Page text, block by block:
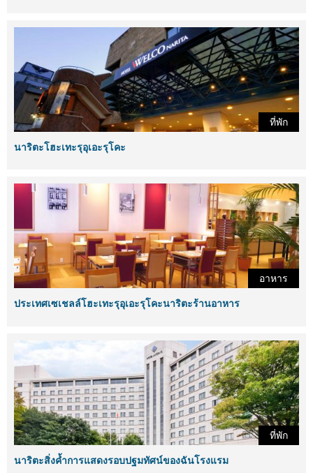
ที่พัก
นาริตะโฮะเทะรุอุเอะรุโคะ
อาหาร
ประเทศเซเชลล์โฮะเทะรุอุเอะรุโคะนาริตะร้านอาหาร
ที่พัก
นาริตะสิ่งค้ำการแสดงรอบปฐมทัศน์ของฉันโรงแรม